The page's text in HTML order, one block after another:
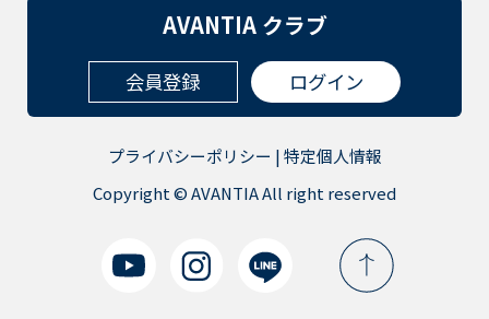
AVANTIA クラブ
会員登録 ログイン
プライバシーポリシー |特定個人情報
Copyright © AVANTIA All right reserved